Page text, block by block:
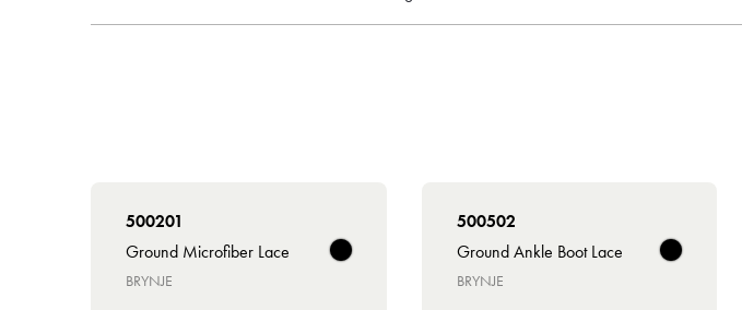
500201
Ground Microfiber Lace
BRYNJE
500502
Ground Ankle Boot Lace
BRYNJE